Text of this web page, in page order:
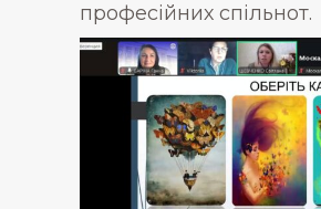
професійних спільнот.